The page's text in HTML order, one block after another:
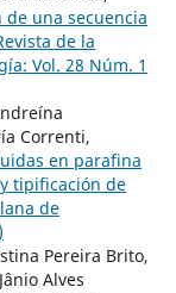
una secuencia
de la
Vol. 28 Núm. 1
Correnti,
en parafina
tipificación de
de
Pereira Brito,
Alves